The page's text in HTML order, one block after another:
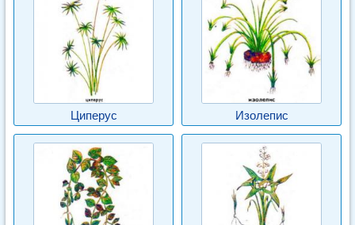
Циперус Изолепис